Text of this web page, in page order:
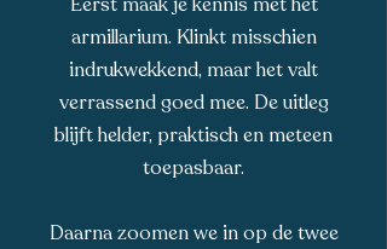
armillarium. Klinkt misschien
indrukwekkend, maar het valt
verrassend goed mee. De uitleg
blijft helder, praktisch en meteen
toepasbaar.
Daarna zoomen we in op de twee